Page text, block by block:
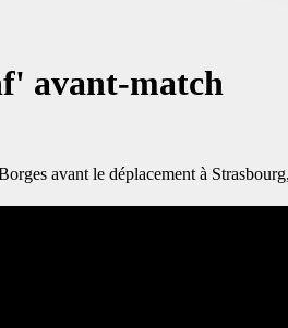
avant-match
avant le déplacement à